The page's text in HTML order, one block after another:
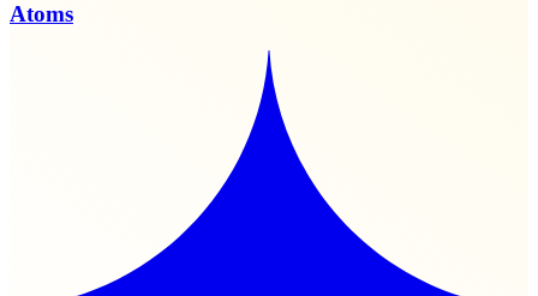
Atoms